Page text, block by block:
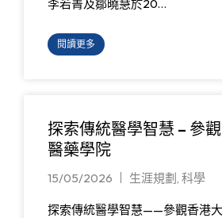
李若菁及鄒曉慧於20…
閱讀更多
探索傳統醫學智慧 – 參
醫藥學院
15/05/2026 生涯規劃 科學
探索傳統醫學智慧——參觀香港